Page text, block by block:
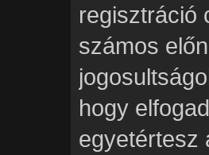
regisztráció
számos
hogy
egyetértesz